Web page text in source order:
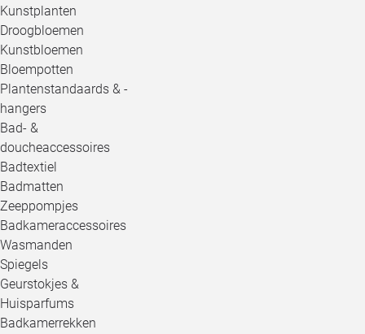
Kunstplanten
Droogbloemen
Kunstbloemen
Bloempotten
Plantenstandaards & -
hangers
Bad- &
doucheaccessoires
Badtextiel
Badmatten
Zeeppompjes
Badkameraccessoires
Wasmanden
Spiegels
Geurstokjes &
Huisparfums
Badkamerrekken